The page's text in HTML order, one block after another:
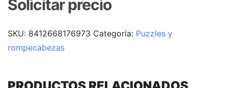
Solicitar precio
SKU: 8412668176973 Categoría: Puzzles y
rompecabezas